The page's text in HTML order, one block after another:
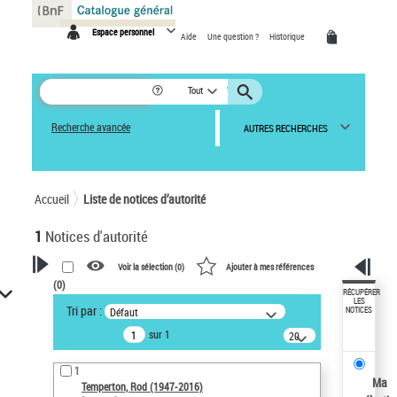
Espace personnel Aide Une question ? Historique
Tout
Recherche avancée AUTRES RECHERCHES
Accueil Liste de notices d’autorité
1 Notices d'autorité
VOTRE RECHERCHE
Recherche avancée dans les
notices d’autorité
Œuvres liées à l'auteur :
Temperton, Rod (1947-2016)
Voir la sélection (0) Ajouter à mes références
(0)
Tri par : Défaut
sur 1
20
résultats/page
1
Temperton, Rod (1947-2016)
RÉCUPÉRER
LES
NOTICES
Ma
Panneau de gestion des cookies